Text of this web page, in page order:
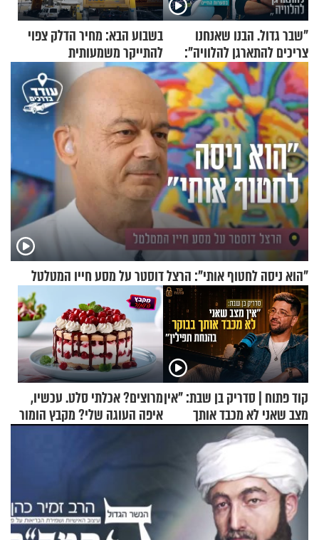
"שבר גדול. הבנו שאנחנו
צריכים להתארגן להלוויה":
זוגיות במבחן, הפעם עם מרים
וגד דנינו
בשבוע הבא: מחיר הדלק צפוי
להתייקר משמעותית
"הוא ניסה לחטוף אותי": הרצל דוסטר על מסע חייו המטלטל
קוד פתוח | סדריק בן שבת: "אין
מצב שאני לא מכבד אותך
בבוקר בהנחת תפילין"
מרוצים? אכלתי סלט. עכשיו,
איפה העוגה שלי? מקבץ הומור
כייפי מספר 1